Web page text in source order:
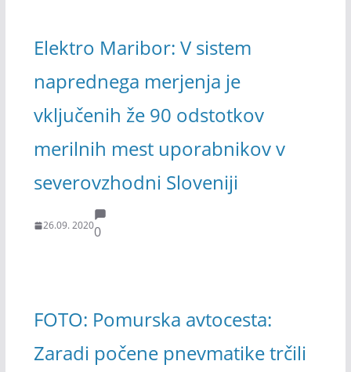
Elektro Maribor: V sistem
naprednega merjenja je
vključenih že 90 odstotkov
merilnih mest uporabnikov v
severovzhodni Sloveniji
26.09. 20200
FOTO: Pomurska avtocesta:
Zaradi počene pnevmatike trčili